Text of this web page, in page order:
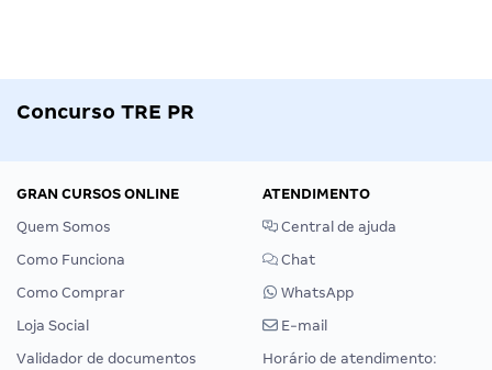
Concurso TRE PR
GRAN CURSOS ONLINE
Quem Somos
Como Funciona
Como Comprar
Loja Social
Validador de documentos
ATENDIMENTO
Central de ajuda
Chat
WhatsApp
E-mail
Horário de atendimento: